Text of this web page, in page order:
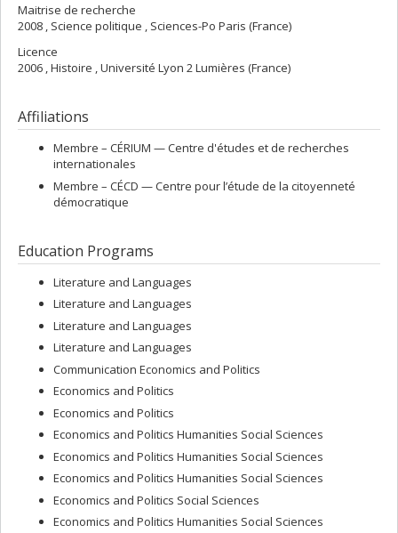
Maitrise de recherche
2008 , Science politique , Sciences-Po Paris (France)
Licence
2006 , Histoire , Université Lyon 2 Lumières (France)
Affiliations
Membre – CÉRIUM — Centre d'études et de recherches
internationales
Membre – CÉCD — Centre pour l’étude de la citoyenneté
démocratique
Education Programs
Literature and Languages
Literature and Languages
Literature and Languages
Literature and Languages
Communication Economics and Politics
Economics and Politics
Economics and Politics
Economics and Politics Humanities Social Sciences
Economics and Politics Humanities Social Sciences
Economics and Politics Humanities Social Sciences
Economics and Politics Social Sciences
Economics and Politics Humanities Social Sciences